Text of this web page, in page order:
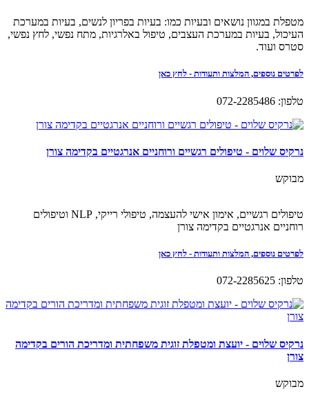
מטפלת במגוון נושאים ובעיות כמו: בעיות בפריון לנשים, בעיות במערכת
העיכול, בעיות במערכת העצבים, טיפול באלרגיות, מתח נפשי, לחץ נפשי,
סטרס ועוד.
לפרטים נוספים, המלצות ותעודות - לחץ כאן
טלפון: 072-2285486
נרקיס שלוים - טיפולים רגשיים ורוחניים אנרגטיים בקדימה צורן
מבוקש
טיפולים רגשיים, אימון אישי להעצמה, טיפולי רייקי, NLP וטיפולים
רוחניים אנרגטיים בקדימה צורן
לפרטים נוספים, המלצות ותעודות - לחץ כאן
טלפון: 072-2285625
נרקיס שלוים - יועצת ומטפלת זוגית משפחתית ומדריכת הורים בקדימה
צורן
מבוקש